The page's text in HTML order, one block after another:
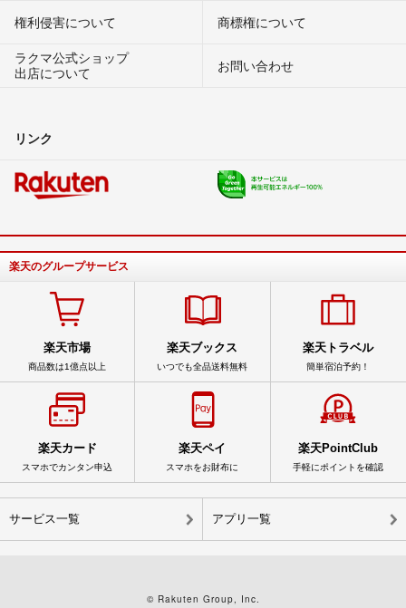
権利侵害について
商標権について
ラクマ公式ショップ
出店について
お問い合わせ
リンク
楽天のグループサービス
楽天市場
商品数は1億点以上
楽天ブックス
いつでも全品送料無料
楽天トラベル
簡単宿泊予約！
楽天カード
スマホでカンタン申込
楽天ペイ
スマホをお財布に
楽天PointClub
手軽にポイントを確認
サービス一覧 アプリ一覧
© Rakuten Group, Inc.